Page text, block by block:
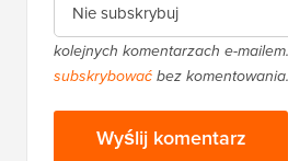
kolejnych komentarzach e-
subskrybowaćbez komentowania.